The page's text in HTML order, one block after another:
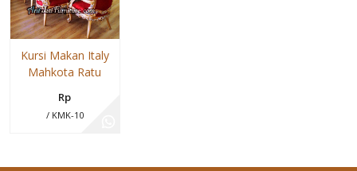
Kursi Makan Italy
Mahkota Ratu
Rp
/ KMK-10